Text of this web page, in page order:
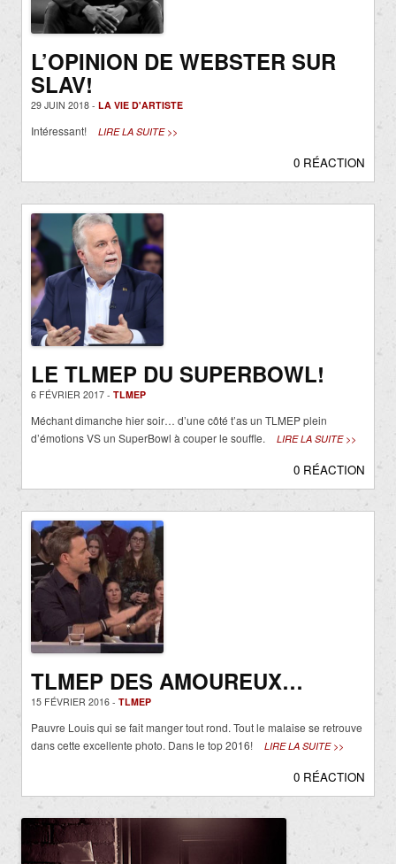
L’OPINION DE WEBSTER SUR
SLAV!
29 JUIN 2018 - LA VIE D'ARTISTE
Intéressant! LIRE LA SUITE >>
0 RÉACTION
LE TLMEP DU SUPERBOWL!
6 FÉVRIER 2017 - TLMEP
Méchant dimanche hier soir… d’une côté t’as un TLMEP plein
d’émotions VS un SuperBowl à couper le souffle.
LIRE LA SUITE >>
0 RÉACTION
TLMEP DES AMOUREUX…
15 FÉVRIER 2016 - TLMEP
Pauvre Louis qui se fait manger tout rond. Tout le malaise se retrouve
dans cette excellente photo. Dans le top 2016!
LIRE LA SUITE >>
0 RÉACTION